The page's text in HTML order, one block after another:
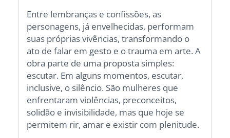
Entre lembranças e confissões, as
personagens, já envelhecidas, performam
suas próprias vivências, transformando o
ato de falar em gesto e o trauma em arte. A
obra parte de uma proposta simples:
escutar. Em alguns momentos, escutar,
inclusive, o silêncio. São mulheres que
enfrentaram violências, preconceitos,
solidão e invisibilidade, mas que hoje se
permitem rir, amar e existir com plenitude.